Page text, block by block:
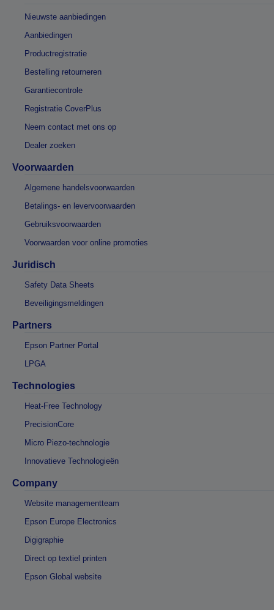
Nieuwste aanbiedingen
Aanbiedingen
Productregistratie
Bestelling retourneren
Garantiecontrole
Registratie CoverPlus
Neem contact met ons op
Dealer zoeken
Voorwaarden
Algemene handelsvoorwaarden
Betalings- en levervoorwaarden
Gebruiksvoorwaarden
Voorwaarden voor online promoties
Juridisch
Safety Data Sheets
Beveiligingsmeldingen
Partners
Epson Partner Portal
LPGA
Technologies
Heat-Free Technology
PrecisionCore
Micro Piezo-technologie
Innovatieve Technologieën
Company
Website managementteam
Epson Europe Electronics
Digigraphie
Direct op textiel printen
Epson Global website